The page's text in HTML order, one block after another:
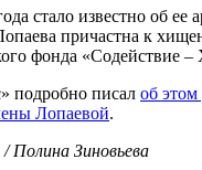
стало известно об ее
причастна к
фонда «Содействие –
подробно писал об
Лопаевой.
Полина Зиновьева